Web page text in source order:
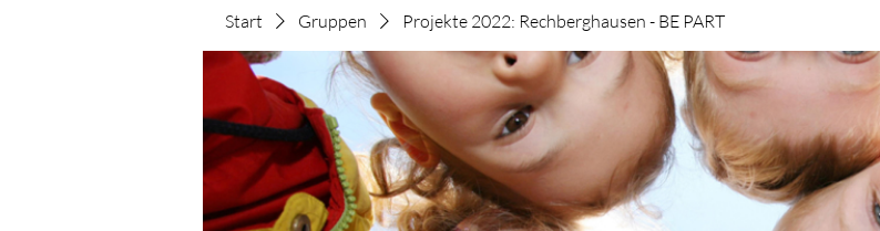
Start Gruppen Projekte 2022: Rechberghausen - BE PART